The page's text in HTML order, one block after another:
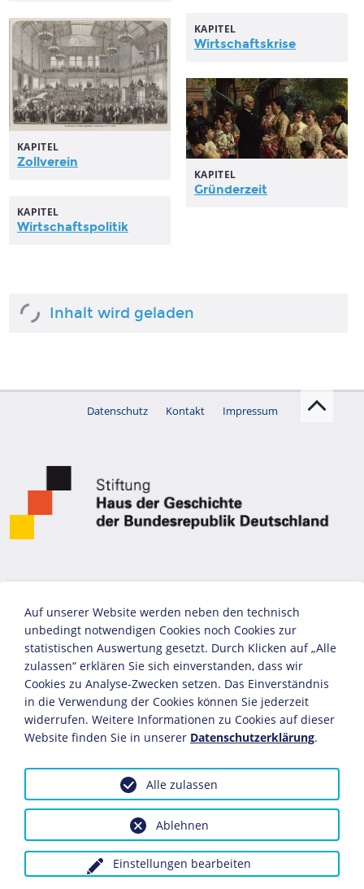
KAPITEL
Wirtschaftskrise
KAPITEL
Zollverein
KAPITEL
Gründerzeit
KAPITEL
Wirtschaftspolitik
Inhalt wird geladen
Datenschutz Kontakt Impressum
Auf unserer Website werden neben den technisch
unbedingt notwendigen Cookies noch Cookies zur
statistischen Auswertung gesetzt. Durch Klicken auf „Alle
zulassen“ erklären Sie sich einverstanden, dass wir
Cookies zu Analyse-Zwecken setzen. Das Einverständnis
in die Verwendung der Cookies können Sie jederzeit
widerrufen. Weitere Informationen zu Cookies auf dieser
Website finden Sie in unserer Datenschutzerklärung.
Einstellungen bearbeiten
Ablehnen
Alle zulassen